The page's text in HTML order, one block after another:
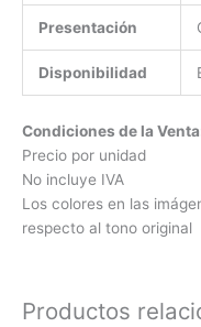
Presentación
Disponibilidad
Condiciones de la
Precio por unidad
No incluye IVA
Los colores en las
respecto al tono original
Productos